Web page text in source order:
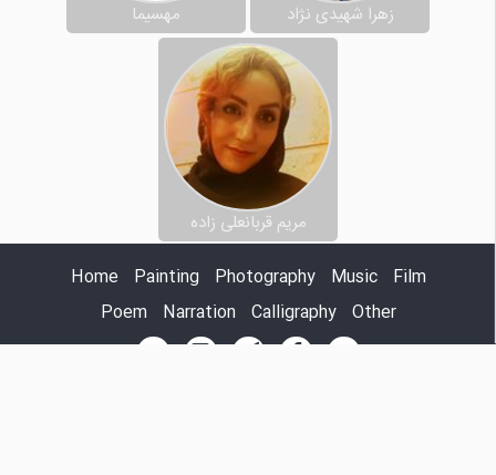
زهرا شهیدی نژاد مهسیما
مریم قربانعلی زاده
Home
Painting Photography Music
Film
Poem
Narration Calligraphy Other